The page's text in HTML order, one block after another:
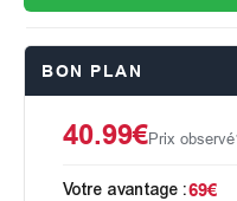
BON PLAN
40.99€Prix observé
Votre avantage :69€